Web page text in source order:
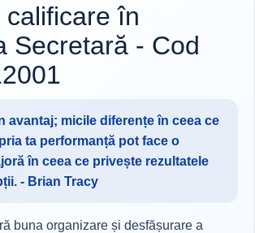
calificare în
Secretară - Cod
avantaj; micile diferențe în ceea ce
ta performanță pot face o
în ceea ce privește rezultatele
- Brian Tracy
buna organizare și desfășurare a